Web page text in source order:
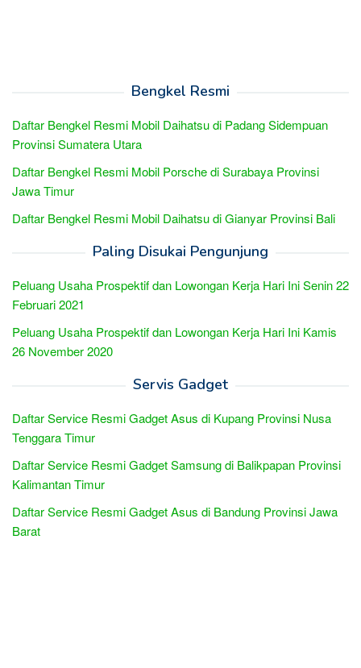
Bengkel Resmi
Daftar Bengkel Resmi Mobil Daihatsu di Padang Sidempuan
Provinsi Sumatera Utara
Daftar Bengkel Resmi Mobil Porsche di Surabaya Provinsi
Jawa Timur
Daftar Bengkel Resmi Mobil Daihatsu di Gianyar Provinsi Bali
Paling Disukai Pengunjung
Peluang Usaha Prospektif dan Lowongan Kerja Hari Ini Senin 22
Februari 2021
Peluang Usaha Prospektif dan Lowongan Kerja Hari Ini Kamis
26 November 2020
Servis Gadget
Daftar Service Resmi Gadget Asus di Kupang Provinsi Nusa
Tenggara Timur
Daftar Service Resmi Gadget Samsung di Balikpapan Provinsi
Kalimantan Timur
Daftar Service Resmi Gadget Asus di Bandung Provinsi Jawa
Barat